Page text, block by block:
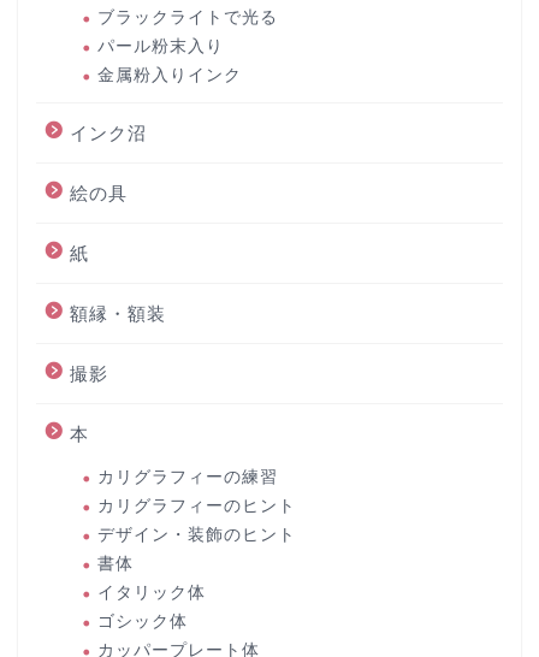
ブラックライトで光る
パール粉末入り
金属粉入りインク
インク沼
絵の具
紙
額縁・額装
撮影
本
カリグラフィーの練習
カリグラフィーのヒント
デザイン・装飾のヒント
書体
イタリック体
ゴシック体
カッパープレート体